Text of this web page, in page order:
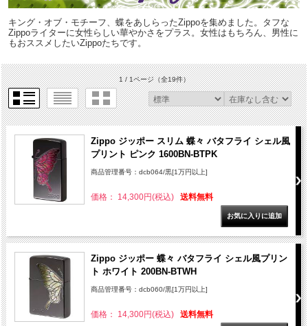
キング・オブ・モチーフ、蝶をあしらったZippoを集めました。タフな
Zippoライターに女性らしい華やかさをプラス。女性はもちろん、男性に
もおススメしたいZippoたちです。
1 / 1ページ（全19件）
Zippo ジッポー スリム 蝶々 バタフライ シェル風
プリント ピンク 1600BN-BTPK
商品管理番号：dcb064/黒[1万円以上]
価格： 14,300円(税込) 送料無料
Zippo ジッポー 蝶々 バタフライ シェル風プリン
ト ホワイト 200BN-BTWH
商品管理番号：dcb060/黒[1万円以上]
価格： 14,300円(税込) 送料無料